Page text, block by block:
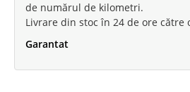
de numărul de kilometri.
Livrare din stoc în 24 de ore către
Garantat